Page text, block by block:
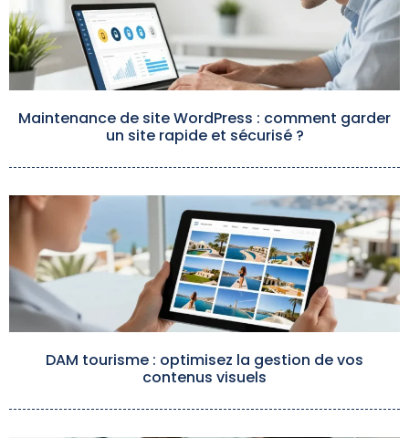
Maintenance de site WordPress : comment garder
un site rapide et sécurisé ?
DAM tourisme : optimisez la gestion de vos
contenus visuels